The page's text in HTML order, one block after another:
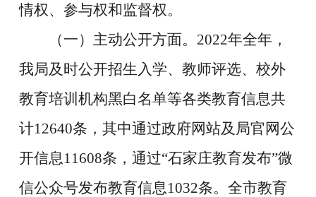
情权、参与权和监督权。
（一）主动公开方面。2022年全年，
我局及时公开招生入学、教师评选、校外
教育培训机构黑白名单等各类教育信息共
计12640条，其中通过政府网站及局官网公
开信息11608条，通过“石家庄教育发布”微
信公众号发布教育信息1032条。 全市教育